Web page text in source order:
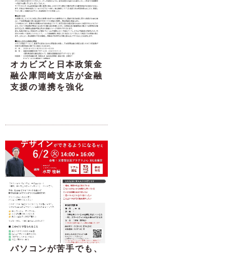
オカビズと日本政策金
融公庫岡崎支店が金融
支援の連携を強化
パソコンが苦手でも、